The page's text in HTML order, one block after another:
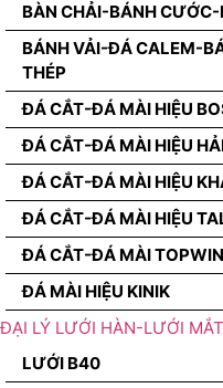
BÀN CHẢI-BÁNH CƯỚC-
BÁNH VẢI-ĐÁ CALEM-
THÉP
ĐÁ CẮT-ĐÁ MÀI HIỆU
ĐÁ CẮT-ĐÁ MÀI HIỆU
ĐÁ CẮT-ĐÁ MÀI HIỆU
ĐÁ CẮT-ĐÁ MÀI HIỆU
ĐÁ CẮT-ĐÁ MÀI TOPWIN
ĐÁ MÀI HIỆU KINIK
ĐẠI LÝ LƯỚI HÀN-LƯỚI
LƯỚI B40